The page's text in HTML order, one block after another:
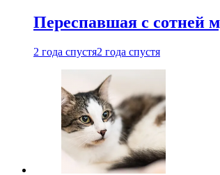
Переспавшая с сотней
2 года спустя2 года спустя